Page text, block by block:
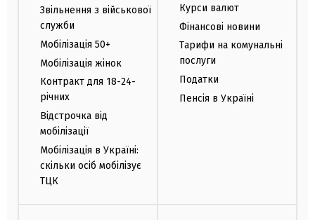
Звільнення з військової
служби
Мобілізація 50+
Мобілізація жінок
Контракт для 18-24-
річних
Відстрочка від
мобілізації
Мобілізація в Україні:
скільки осіб мобілізує
ТЦК
Курси валют
Фінансові новини
Тарифи на комунальні
послуги
Податки
Пенсія в Україні